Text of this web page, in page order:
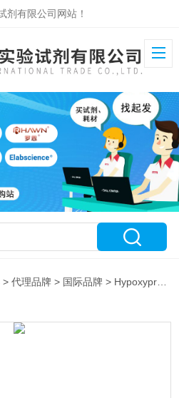
剂有限公司网站！
>代理品牌 > 国际品牌 > Hypoxyprobe特约总代理